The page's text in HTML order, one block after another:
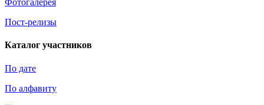
Фотогалерея
Пост-релизы
Каталог участников
По дате
По алфавиту